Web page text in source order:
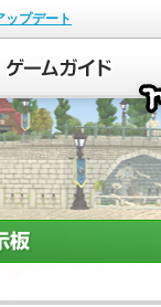
ップデート